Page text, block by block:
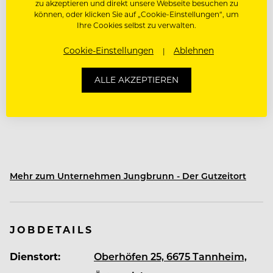
Mitten im Tannheimer Tal wartet kein
wachsen und Arbeit Freude macht.
Im Jungbrunn bist du Teil einer Crew, die
Mehr zum Unternehmen Jungbrunn - Der Gutzeitort
JOBDETAILS
Dienstort:
Oberhöfen 25, 6675 Tannheim,
zu akzeptieren und direkt unsere Webseite besuchen zu
können, oder klicken Sie auf „Cookie-Einstellungen“, um
Ihre Cookies selbst zu verwalten.
Cookie-Einstellungen Ablehnen
ALLE AKZEPTIEREN